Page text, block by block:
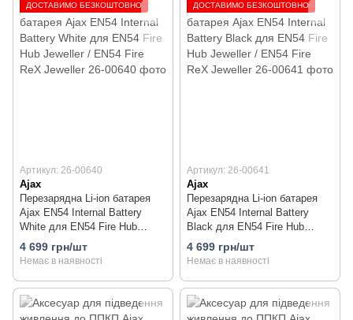
ДОСТАВИМО БЕЗКОШТОВНО
Артикул: 26-00640
Ajax
Перезарядна Li-ion батарея
Ajax EN54 Internal Battery
White для EN54 Fire Hub
Jeweller / EN54 Fire ReX
Jeweller
4 699 грн/шт
Немає в наявності
ДОСТАВИМО БЕЗКОШТОВНО
Артикул: 26-00641
Ajax
Перезарядна Li-ion батарея
Ajax EN54 Internal Battery
Black для EN54 Fire Hub
Jeweller / EN54 Fire ReX
Jeweller
4 699 грн/шт
Немає в наявності